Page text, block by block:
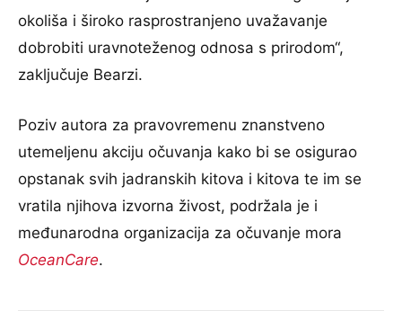
okoliša i široko rasprostranjeno uvažavanje
dobrobiti uravnoteženog odnosa s prirodom“,
zaključuje Bearzi.
Poziv autora za pravovremenu znanstveno
utemeljenu akciju očuvanja kako bi se osigurao
opstanak svih jadranskih kitova i kitova te im se
vratila njihova izvorna živost, podržala je i
međunarodna organizacija za očuvanje mora
OceanCare.